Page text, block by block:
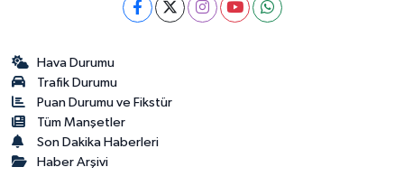
Hava Durumu
Trafik Durumu
Puan Durumu ve Fikstür
Tüm Manşetler
Son Dakika Haberleri
Haber Arşivi